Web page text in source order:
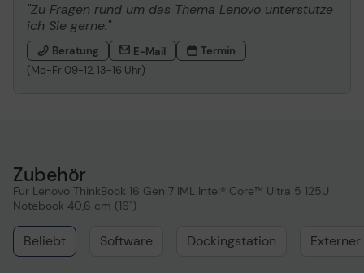
"Zu Fragen rund um das Thema Lenovo unterstütze
ich Sie gerne."
Beratung E-Mail
Termin
(Mo-Fr 09-12, 13-16 Uhr)
Zubehör
Für Lenovo ThinkBook 16 Gen 7 IML Intel® Core™ Ultra 5 125U
Notebook 40,6 cm (16")
Beliebt Software Dockingstation